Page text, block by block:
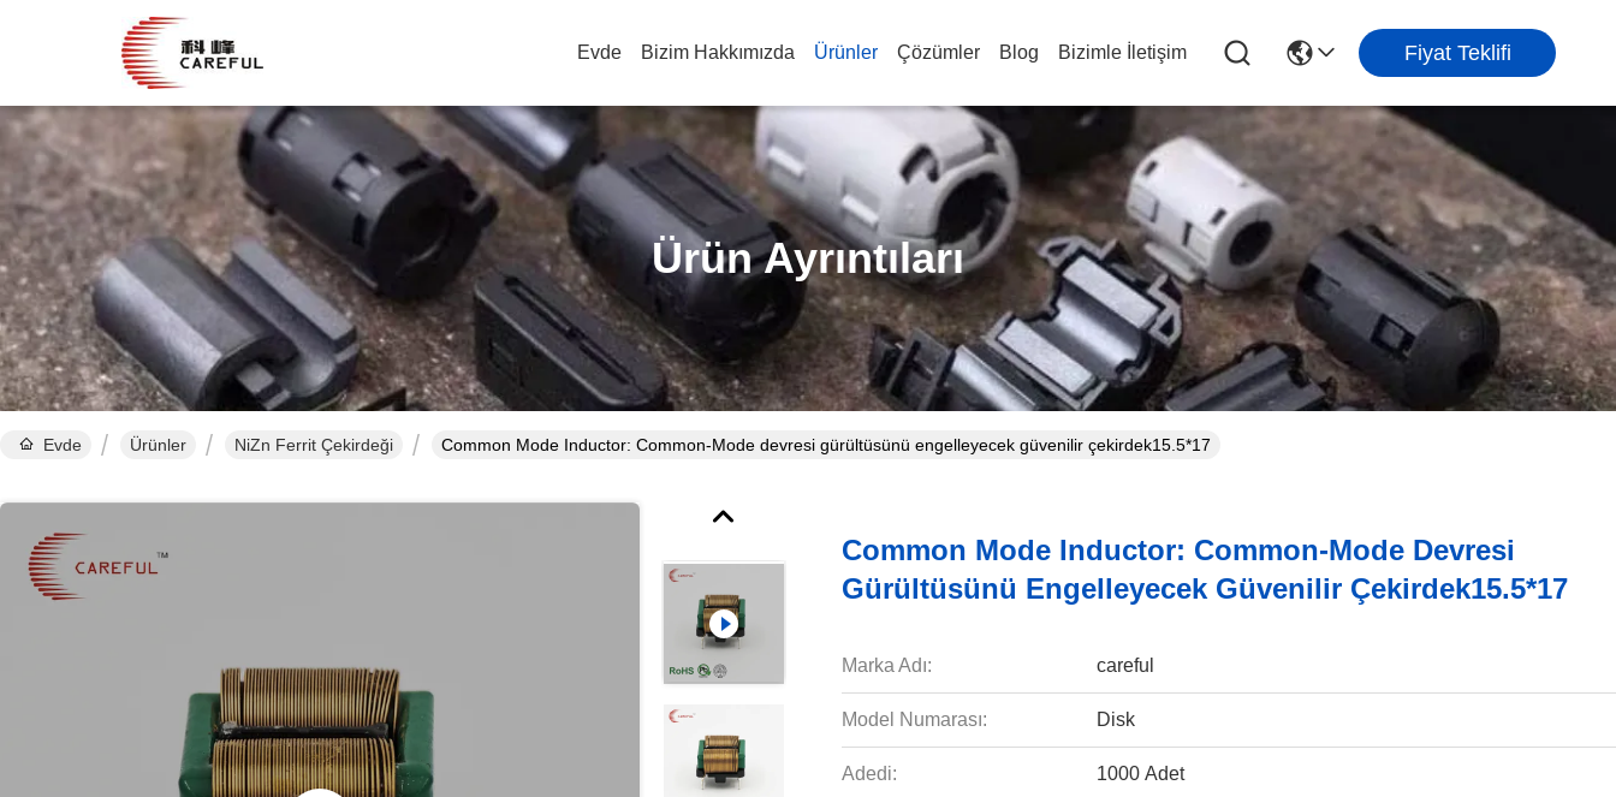
Evde Bizim Hakkımızda Ürünler Çözümler Blog Bizimle İletişim Fiyat Teklifi
Ürün Ayrıntıları
Evde Ürünler NiZn Ferrit Çekirdeği Common Mode Inductor: Common-Mode devresi gürültüsünü engelleyecek güvenilir çekirdek15.5*17
Common Mode Inductor: Common-Mode Devresi
Gürültüsünü Engelleyecek Güvenilir Çekirdek15.5*17
Marka Adı: careful
Model Numarası: Disk
Adedi: 1000 Adet